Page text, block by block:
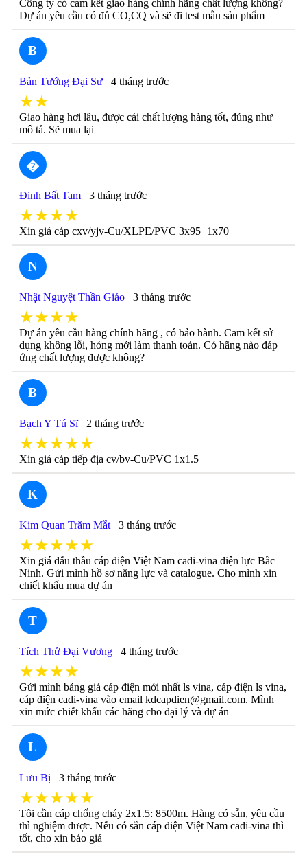
Công ty có cam kết giao hàng chính hãng chất lượng không?
Dự án yêu cầu có đủ CO,CQ và sẽ đi test mẫu sản phẩm
B
Bản Tướng Đại Sư 4 tháng trước
★★
Giao hàng hơi lâu, được cái chất lượng hàng tốt, đúng như
mô tả. Sẽ mua lại
�
Đinh Bất Tam 3 tháng trước
★★★★
Xin giá cáp cxv/yjv-Cu/XLPE/PVC 3x95+1x70
N
Nhật Nguyệt Thần Giáo 3 tháng trước
★★★★
Dự án yêu cầu hàng chính hãng , có bảo hành. Cam kết sử
dụng không lỗi, hỏng mới làm thanh toán. Có hãng nào đáp
ứng chất lượng được không?
B
Bạch Y Tú Sĩ 2 tháng trước
★★★★★
Xin giá cáp tiếp địa cv/bv-Cu/PVC 1x1.5
K
Kim Quan Trăm Mắt 3 tháng trước
★★★★★
Xin giá đấu thầu cáp điện Việt Nam cadi-vina điện lực Bắc
Ninh. Gửi mình hồ sơ năng lực và catalogue. Cho mình xin
chiết khấu mua dự án
T
Tích Thử Đại Vương 4 tháng trước
★★★★
Gửi mình bảng giá cáp điện mới nhất ls vina, cáp điện ls vina,
cáp điện cadi-vina vào email kdcapdien@gmail.com. Mình
xin mức chiết khấu các hãng cho đại lý và dự án
L
Lưu Bị 3 tháng trước
★★★★★
Tôi cần cáp chống cháy 2x1.5: 8500m. Hàng có sẵn, yêu cầu
thì nghiệm được. Nếu có sẵn cáp điện Việt Nam cadi-vina thì
tốt, cho xin báo giá